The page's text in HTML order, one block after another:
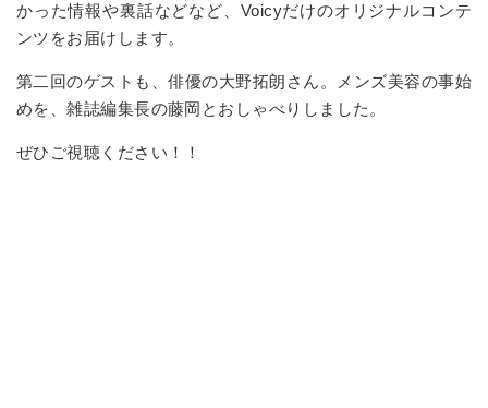
かった情報や裏話などなど、 Voicyだけのオリジナルコンテ
ンツをお届けします。
第二回のゲストも、俳優の大野拓朗さん。メンズ美容の事始
めを、雑誌編集長の藤岡とおしゃべりしました。
ぜひご視聴ください！！